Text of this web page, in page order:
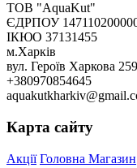
ТОВ "AquaKut"
ЄДРПОУ
ІКЮО 37131455
м.Харків
вул. Героїв Харкова 259
+380970854645
Карта сайту
Акції Головна Магазин